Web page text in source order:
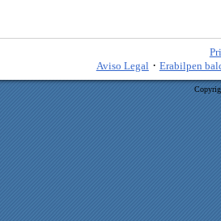
Aviso Legal · Erabilpen